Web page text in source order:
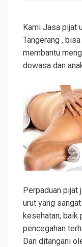
Kami Jasa pijat
Tangerang ,
membantu
dewasa dan
Perpaduan
urut yang
kesehatan, baik
pencegahan
Dan ditangani